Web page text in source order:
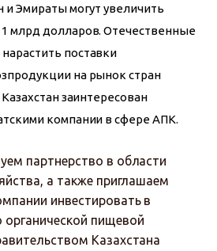
и Эмираты могут увеличить
млрд долларов. Отечественные
поставки
на рынок стран
заинтересован
компании в сфере АПК.
партнерство в области
а также приглашаем
инвестировать в
органической пищевой
Казахстана